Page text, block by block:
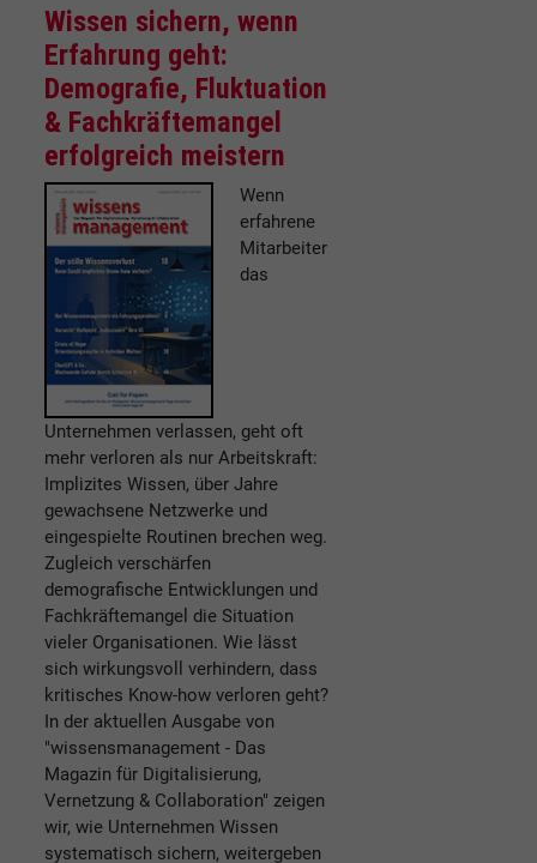
Wissen sichern, wenn
Erfahrung geht:
Demografie, Fluktuation
& Fachkräftemangel
erfolgreich meistern
Wenn
erfahrene
Mitarbeiter
das
Unternehmen verlassen, geht oft
mehr verloren als nur Arbeitskraft:
Implizites Wissen, über Jahre
gewachsene Netzwerke und
eingespielte Routinen brechen weg.
Zugleich verschärfen
demografische Entwicklungen und
Fachkräftemangel die Situation
vieler Organisationen. Wie lässt
sich wirkungsvoll verhindern, dass
kritisches Know-how verloren geht?
In der aktuellen Ausgabe von
"wissensmanagement - Das
Magazin für Digitalisierung,
Vernetzung & Collaboration" zeigen
wir, wie Unternehmen Wissen
systematisch sichern, weitergeben